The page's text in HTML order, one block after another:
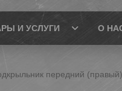
И УСЛУГИ О
передний